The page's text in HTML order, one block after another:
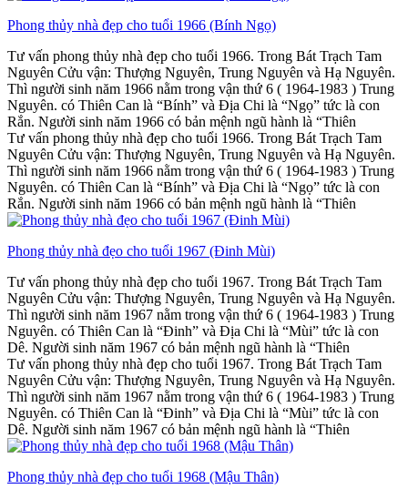
Phong thủy nhà đẹp cho tuổi 1966 (Bính Ngọ)
Tư vấn phong thủy nhà đẹp cho tuổi 1966. Trong Bát Trạch Tam
Nguyên Cửu vận: Thượng Nguyên, Trung Nguyên và Hạ Nguyên.
Thì người sinh năm 1966 nằm trong vận thứ 6 ( 1964-1983 ) Trung
Nguyên. có Thiên Can là “Bính” và Địa Chi là “Ngọ” tức là con
Rắn. Người sinh năm 1966 có bản mệnh ngũ hành là “Thiên
Tư vấn phong thủy nhà đẹp cho tuổi 1966. Trong Bát Trạch Tam
Nguyên Cửu vận: Thượng Nguyên, Trung Nguyên và Hạ Nguyên.
Thì người sinh năm 1966 nằm trong vận thứ 6 ( 1964-1983 ) Trung
Nguyên. có Thiên Can là “Bính” và Địa Chi là “Ngọ” tức là con
Rắn. Người sinh năm 1966 có bản mệnh ngũ hành là “Thiên
Phong thủy nhà đẹo cho tuổi 1967 (Đinh Mùi)
Tư vấn phong thủy nhà đẹp cho tuổi 1967. Trong Bát Trạch Tam
Nguyên Cửu vận: Thượng Nguyên, Trung Nguyên và Hạ Nguyên.
Thì người sinh năm 1967 nằm trong vận thứ 6 ( 1964-1983 ) Trung
Nguyên. có Thiên Can là “Đinh” và Địa Chi là “Mùi” tức là con
Dê. Người sinh năm 1967 có bản mệnh ngũ hành là “Thiên
Tư vấn phong thủy nhà đẹp cho tuổi 1967. Trong Bát Trạch Tam
Nguyên Cửu vận: Thượng Nguyên, Trung Nguyên và Hạ Nguyên.
Thì người sinh năm 1967 nằm trong vận thứ 6 ( 1964-1983 ) Trung
Nguyên. có Thiên Can là “Đinh” và Địa Chi là “Mùi” tức là con
Dê. Người sinh năm 1967 có bản mệnh ngũ hành là “Thiên
Phong thủy nhà đẹp cho tuổi 1968 (Mậu Thân)